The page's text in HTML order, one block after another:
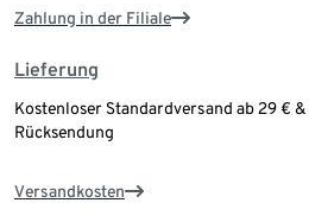
Zahlung in der Filiale
Lieferung
Kostenloser Standardversand ab 29 €
Rücksendung
Versandkosten